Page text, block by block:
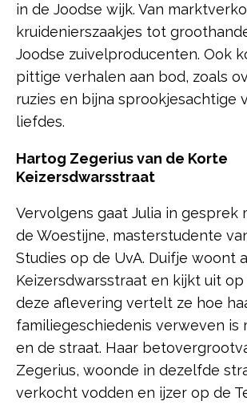
in de Joodse wijk. Van
kruidenierszaakjes tot
Joodse zuivelproducenten. Ook
pittige verhalen aan bod, zoals
ruzies en bijna sprookjesachtige
liefdes.
Hartog Zegerius van de Korte
Keizersdwarsstraat
Vervolgens gaat Julia in gesprek
de Woestijne, masterstudente
Studies op de UvA. Duifje woont
Keizersdwarsstraat en kijkt uit
deze aflevering vertelt ze hoe
familiegeschiedenis verweven is
en de straat. Haar
Zegerius, woonde in dezelfde
verkocht vodden en ijzer op de